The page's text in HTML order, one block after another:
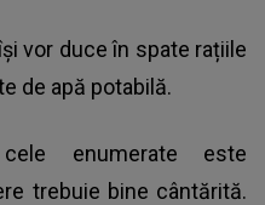
vor duce în spate rațiile
de apă potabilă.
enumerate este
trebuie bine cântărită.